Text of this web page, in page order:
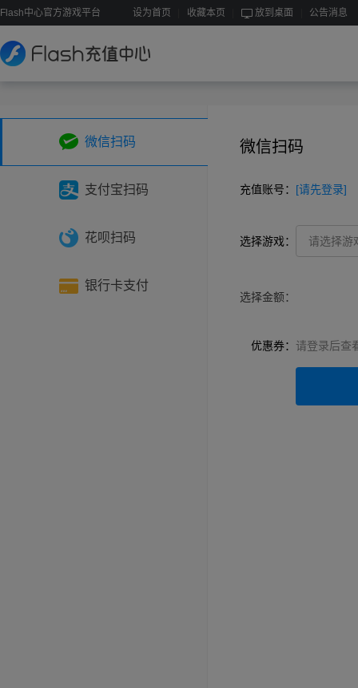
Flash中心官方游戏平台 设为首页 收藏本页 放到桌面 公告消息
微信扫码
支付宝扫码
花呗扫码
银行卡支付
微信扫码
充值账号： [请先登录]
选择游戏： 请选择游
选择金额：
优惠券： 请登录后查